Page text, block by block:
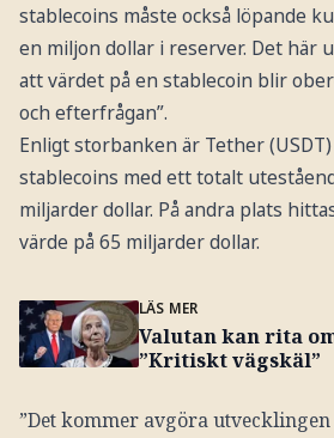
stablecoins måste också löpande
en miljon dollar i reserver. Det här
att värdet på en stablecoin blir
och efterfrågan”.
Enligt storbanken är Tether
stablecoins med ett totalt
miljarder dollar. På andra plats
värde på 65 miljarder dollar.
LÄS MER
Valutan kan rita
”Kritiskt vägskäl”
”Det kommer avgöra